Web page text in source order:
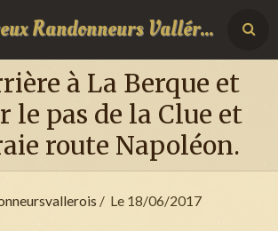
Les Joyeux Randonneurs Vallérois
à La Berque et
le pas de la Clue et
route Napoléon.
Le 18/06/2017